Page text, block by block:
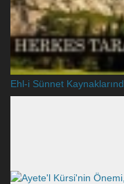
Ehl-i Sünnet